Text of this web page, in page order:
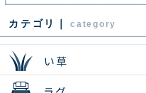
カテゴリ｜ category